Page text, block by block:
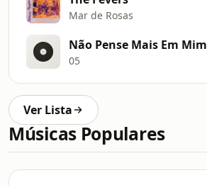
Mar de Rosas
Não Pense Mais Em Mim
05
Ver Lista
Músicas Populares